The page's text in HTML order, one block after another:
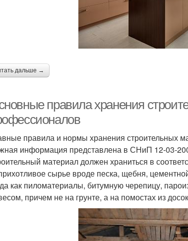
дальше →
правила хранения
правила и нормы хранения строительных
информация представлена в СНиП 12-03-
материал должен храниться в
сырье вроде песка, щебня,
как пиломатериалы, битумную черепицу,
причем не на грунте, а на помостах из